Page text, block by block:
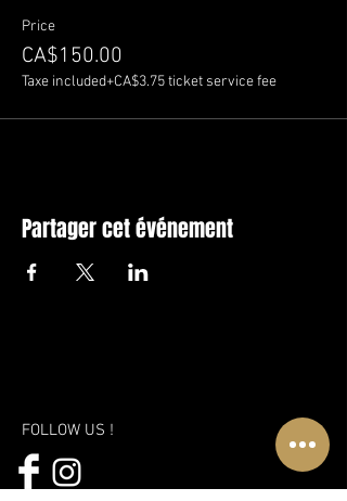
Price
CA$150.00
Taxe included+CA$3.75 ticket service fee
Partager cet événement
FOLLOW US !